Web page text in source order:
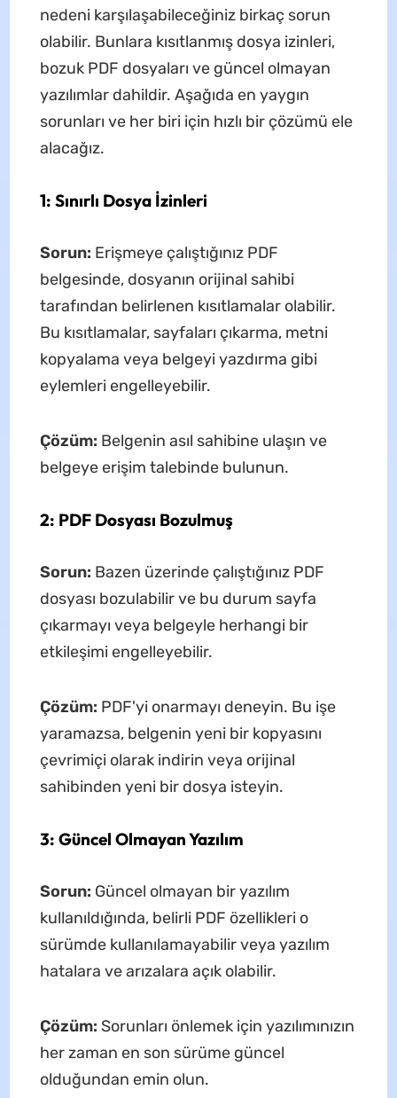
nedeni karşılaşabileceğiniz birkaç sorun
olabilir. Bunlara kısıtlanmış dosya izinleri,
bozuk PDF dosyaları ve güncel olmayan
yazılımlar dahildir. Aşağıda en yaygın
sorunları ve her biri için hızlı bir çözümü ele
alacağız.
1: Sınırlı Dosya İzinleri
Sorun: Erişmeye çalıştığınız PDF
belgesinde, dosyanın orijinal sahibi
tarafından belirlenen kısıtlamalar olabilir.
Bu kısıtlamalar, sayfaları çıkarma, metni
kopyalama veya belgeyi yazdırma gibi
eylemleri engelleyebilir.
Çözüm: Belgenin asıl sahibine ulaşın ve
belgeye erişim talebinde bulunun.
2: PDF Dosyası Bozulmuş
Sorun: Bazen üzerinde çalıştığınız PDF
dosyası bozulabilir ve bu durum sayfa
çıkarmayı veya belgeyle herhangi bir
etkileşimi engelleyebilir.
Çözüm: PDF'yi onarmayı deneyin. Bu işe
yaramazsa, belgenin yeni bir kopyasını
çevrimiçi olarak indirin veya orijinal
sahibinden yeni bir dosya isteyin.
3: Güncel Olmayan Yazılım
Sorun: Güncel olmayan bir yazılım
kullanıldığında, belirli PDF özellikleri o
sürümde kullanılamayabilir veya yazılım
hatalara ve arızalara açık olabilir.
Çözüm: Sorunları önlemek için yazılımınızın
her zaman en son sürüme güncel
olduğundan emin olun.